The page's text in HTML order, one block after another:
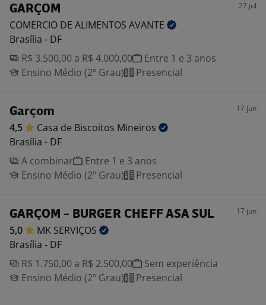
GARÇOM 27 jul
COMERCIO DE ALIMENTOS AVANTE
Brasília - DF
R$ 3.500,00 a R$ 4.000,00
Entre 1 e 3 anos
Ensino Médio (2º Grau)
Presencial
Garçom 17 jun
4,5 Casa de Biscoitos Mineiros
Brasília - DF
A combinar
Entre 1 e 3 anos
Ensino Médio (2º Grau)
Presencial
GARÇOM - BURGER CHEFF ASA SUL 17 jun
5,0 MK SERVIÇOS
Brasília - DF
R$ 1.750,00 a R$ 2.500,00
Sem experiência
Ensino Médio (2º Grau)
Presencial